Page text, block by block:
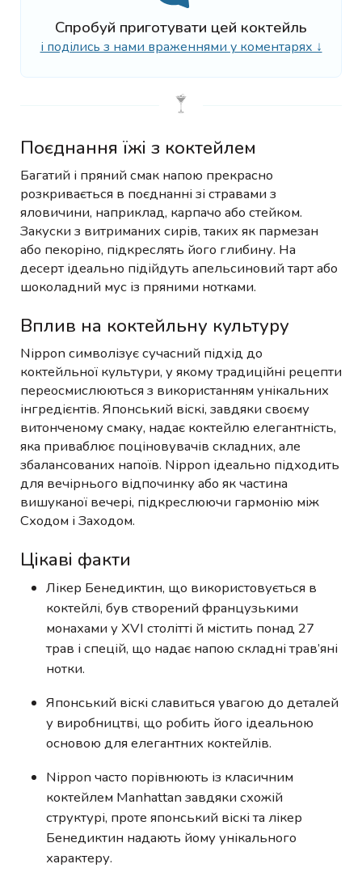
Спробуй приготувати цей коктейль
і поділись з нами враженнями у коментарях ↓
Поєднання їжі з коктейлем
Багатий і пряний смак напою прекрасно
розкривається в поєднанні зі стравами з
яловичини, наприклад, карпачо або стейком.
Закуски з витриманих сирів, таких як пармезан
або пекоріно, підкреслять його глибину. На
десерт ідеально підійдуть апельсиновий тарт або
шоколадний мус із пряними нотками.
Вплив на коктейльну культуру
Nippon символізує сучасний підхід до
коктейльної культури, у якому традиційні рецепти
переосмислюються з використанням унікальних
інгредієнтів. Японський віскі, завдяки своєму
витонченому смаку, надає коктейлю елегантність,
яка приваблює поціновувачів складних, але
збалансованих напоїв. Nippon ідеально підходить
для вечірнього відпочинку або як частина
вишуканої вечері, підкреслюючи гармонію між
Сходом і Заходом.
Цікаві факти
Лікер Бенедиктин, що використовується в
коктейлі, був створений французькими
монахами у XVI столітті й містить понад 27
трав і спецій, що надає напою складні трав’яні
нотки.
Японський віскі славиться увагою до деталей
у виробництві, що робить його ідеальною
основою для елегантних коктейлів.
Nippon часто порівнюють із класичним
коктейлем Manhattan завдяки схожій
структурі, проте японський віскі та лікер
Бенедиктин надають йому унікального
характеру.